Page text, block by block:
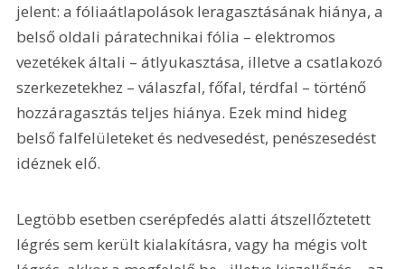
jelent: a fóliaátlapolások leragasztásának hiánya, a
belső oldali páratechnikai fólia – elektromos
vezetékek általi – átlyukasztása, illetve a csatlakozó
szerkezetekhez – válaszfal, főfal, térdfal – történő
hozzáragasztás teljes hiánya. Ezek mind hideg
belső falfelületeket és nedvesedést, penészesedést
idéznek elő.
Legtöbb esetben cserépfedés alatti átszellőztetett
légrés sem került kialakításra, vagy ha mégis volt